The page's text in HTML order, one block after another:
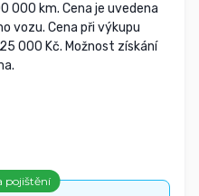
000 km. Cena je uvedena
vozu. Cena při výkupu
000 Kč. Možnost získání
pojištění